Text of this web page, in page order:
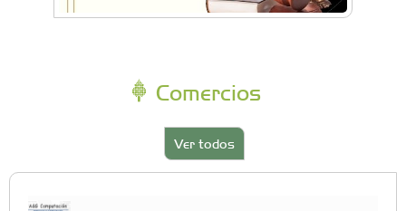
Comercios
Ver todos